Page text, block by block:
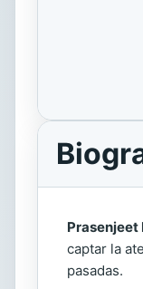
Prasenjeet
captar la
pasadas.